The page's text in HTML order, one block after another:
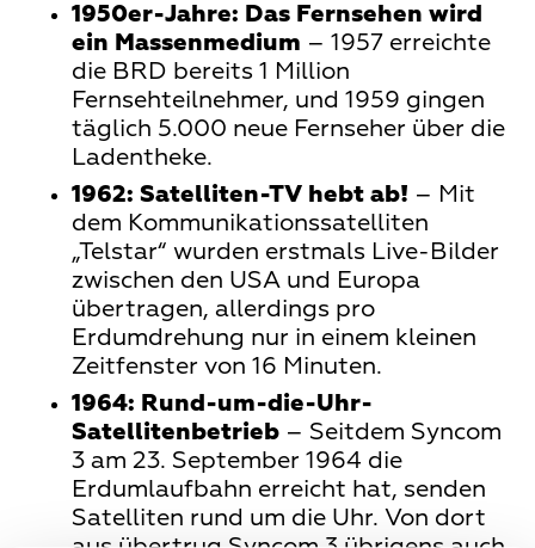
1950er-Jahre: Das Fernsehen wird
ein Massenmedium – 1957 erreichte
die BRD bereits 1 Million
Fernsehteilnehmer, und 1959 gingen
täglich 5.000 neue Fernseher über die
Ladentheke.
1962: Satelliten-TV hebt ab! – Mit
dem Kommunikationssatelliten
„Telstar“ wurden erstmals Live-Bilder
zwischen den USA und Europa
übertragen, allerdings pro
Erdumdrehung nur in einem kleinen
Zeitfenster von 16 Minuten.
1964: Rund-um-die-Uhr-
Satellitenbetrieb – Seitdem Syncom
3 am 23. September 1964 die
Erdumlaufbahn erreicht hat, senden
Satelliten rund um die Uhr. Von dort